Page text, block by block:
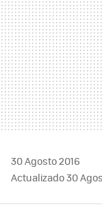
30 Agosto 2016
Actualizado 30